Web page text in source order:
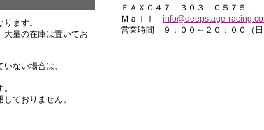
ます。
大量の在庫は置いてお
ない場合は、
ておりません。
ＦＡＸ０４７－３０３－０５７５
Ｍａｉｌ info@deepstage-
営業時間 ９：００～２０：００（日